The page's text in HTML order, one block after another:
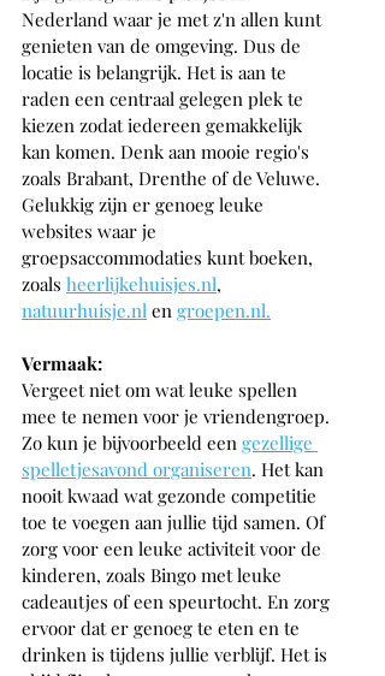
Nederland waar je met z'n allen kunt
genieten van de omgeving. Dus de
locatie is belangrijk. Het is aan te
raden een centraal gelegen plek te
kiezen zodat iedereen gemakkelijk
kan komen. Denk aan mooie regio's
zoals Brabant, Drenthe of de Veluwe.
Gelukkig zijn er genoeg leuke
websites waar je
groepsaccommodaties kunt boeken,
zoals heerlijkehuisjes.nl,
natuurhuisje.nl en groepen.nl.
Vermaak:
Vergeet niet om wat leuke spellen
mee te nemen voor je vriendengroep.
Zo kun je bijvoorbeeld een gezellige
spelletjesavond organiseren. Het kan
nooit kwaad wat gezonde competitie
toe te voegen aan jullie tijd samen. Of
zorg voor een leuke activiteit voor de
kinderen, zoals Bingo met leuke
cadeautjes of een speurtocht. En zorg
ervoor dat er genoeg te eten en te
drinken is tijdens jullie verblijf. Het is